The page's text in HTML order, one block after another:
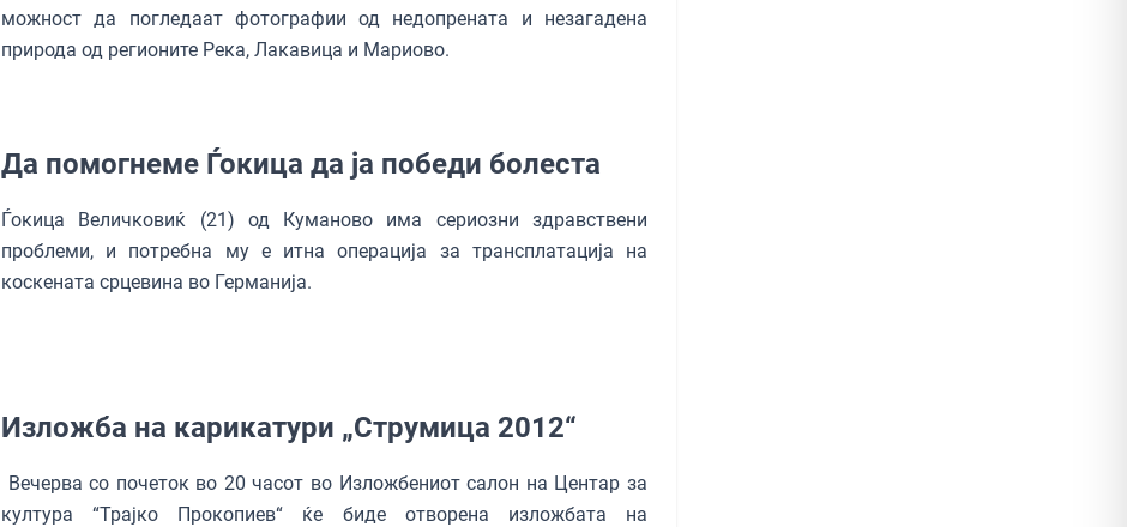
можност да погледаат фотографии од недопрената и незагадена
природа од регионите Река, Лакавица и Мариово.
Да помогнеме Ѓокица да ја победи болеста
Ѓокица Величковиќ (21) од Куманово има сериозни здравствени
проблеми, и потребна му е итна операција за трансплатација на
коскената срцевина во Германија.
Изложба на карикатури „Струмица 2012“
Вечерва со почеток во 20 часот во Изложбениот салон на Центар за
култура “Трајко Прокопиев“ ќе биде отворена изложбата на